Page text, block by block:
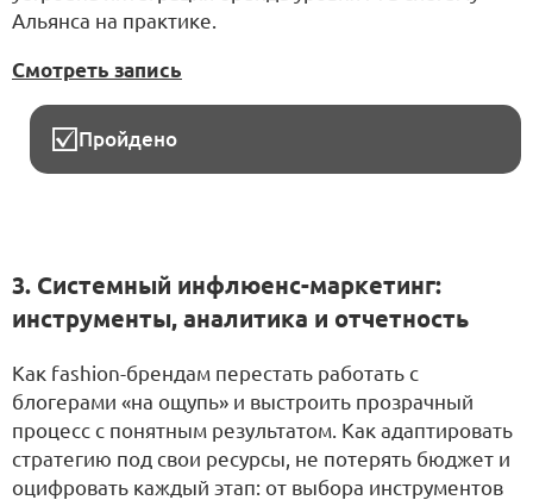
Альянса на практике.
Смотреть запись
Пройдено
3. Системный инфлюенс-маркетинг:
инструменты, аналитика и отчетность
Как fashion-брендам перестать работать с
блогерами «на ощупь» и выстроить прозрачный
процесс с понятным результатом. Как адаптировать
стратегию под свои ресурсы, не потерять бюджет и
оцифровать каждый этап: от выбора инструментов